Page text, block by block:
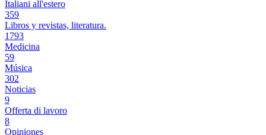
Italiani all'estero
359
Libros y revistas, literatura.
1793
Medicina
59
Música
302
Noticias
9
Offerta di lavoro
8
Opiniones